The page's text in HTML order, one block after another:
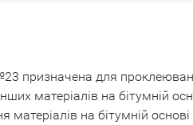
призначена для
матеріалів на бітумній
на бітумній